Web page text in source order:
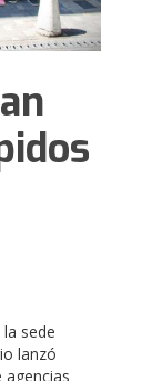
sede
lanzó
agencias